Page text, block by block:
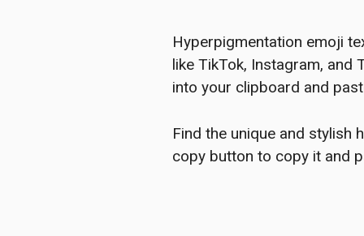
Hyperpigmentation emoji
like TikTok, Instagram, and
into your clipboard and
Find the unique and stylish
copy button to copy it and